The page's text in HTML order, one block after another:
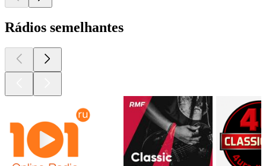
Rádios semelhantes